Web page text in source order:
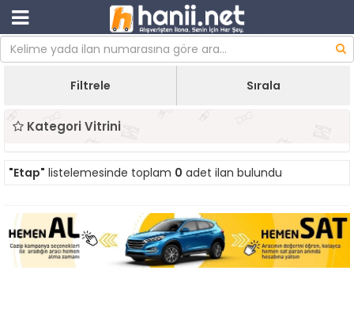
Filtrele Sırala
Kategori Vitrini
"Etap" listelemesinde toplam 0 adet ilan bulundu